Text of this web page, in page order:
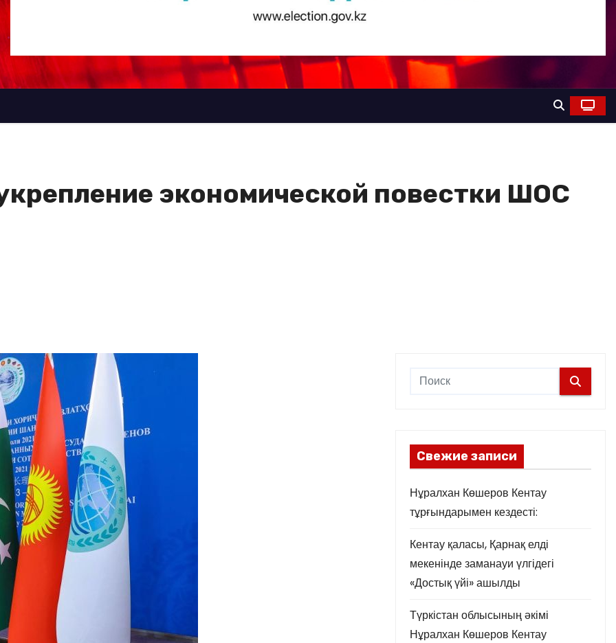
экономической повестки ШОС
Свежие записи
Нұралхан Көшеров Кентау
тұрғындарымен кездесті:
Кентау қаласы, Қарнақ елді
мекенінде заманауи үлгідегі
«Достық үйі» ашылды
Түркістан облысының әкімі
Нұралхан Көшеров Кентау